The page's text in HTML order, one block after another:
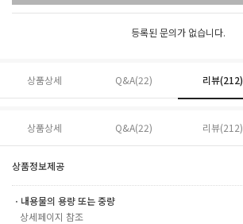
등록된 문의가 없습니다.
상품상세 Q&A(22) 리뷰(212)
상품상세 Q&A(22) 리뷰(212)
상품정보제공
ㆍ내용물의 용량 또는 중량
상세페이지 참조